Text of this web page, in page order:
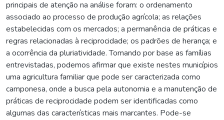
principais de atenção na análise foram: o ordenamento
associado ao processo de produção agrícola; as relações
estabelecidas com os mercados; a permanência de práticas e
regras relacionadas à reciprocidade; os padrões de herança; e
a ocorrência da pluriatividade. Tomando por base as famílias
entrevistadas, podemos afirmar que existe nestes municípios
uma agricultura familiar que pode ser caracterizada como
camponesa, onde a busca pela autonomia e a manutenção de
práticas de reciprocidade podem ser identificadas como
algumas das características mais marcantes. Pode-se